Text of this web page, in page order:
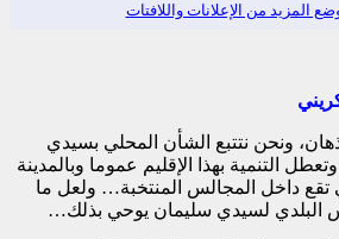
المزيد من الإعلانات واللافتات
ونحن نتتبع الشأن المحلي بسيدي
التنمية بهذا الإقليم عموما وبالمدينة
تقع داخل المجالس المنتخبة… ولعل ما
البلدي لسيدي سليمان يوحي بذلك…